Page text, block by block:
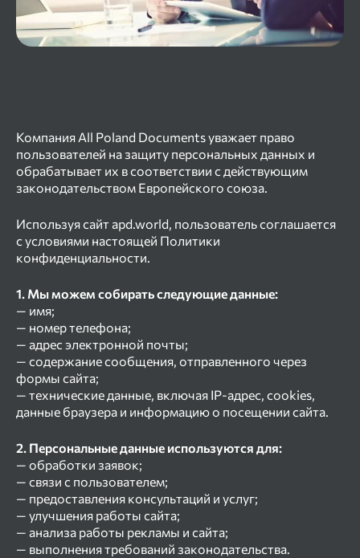
Компания All Poland Documents уважает право
пользователей на защиту персональных данных и
обрабатывает их в соответствии с действующим
законодательством Европейского союза.
Используя сайт apd.world, пользователь соглашается
с условиями настоящей Политики
конфиденциальности.
1. Мы можем собирать следующие данные:
— имя;
— номер телефона;
— адрес электронной почты;
— содержание сообщения, отправленного через
формы сайта;
— технические данные, включая IP-адрес, cookies,
данные браузера и информацию о посещении сайта.
2. Персональные данные используются для:
— обработки заявок;
— связи с пользователем;
— предоставления консультаций и услуг;
— улучшения работы сайта;
— анализа работы рекламы и сайта;
— выполнения требований законодательства.